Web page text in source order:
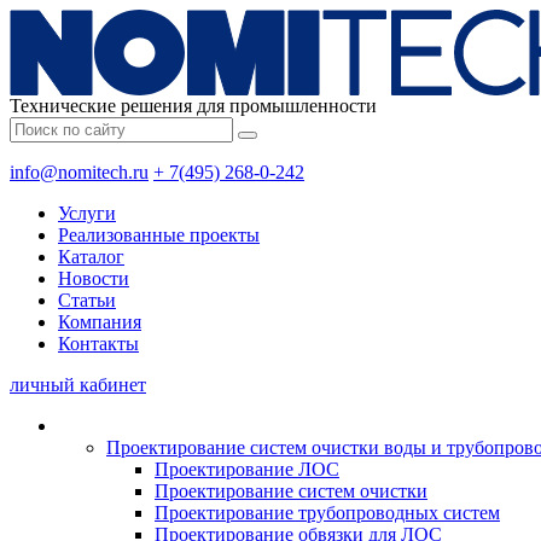
Технические решения для промышленности
info@nomitech.ru + 7(495) 268-0-242
Услуги
Реализованные проекты
Каталог
Новости
Статьи
Компания
Контакты
личный кабинет
Проектирование систем очистки воды и
Проектирование ЛОС
Проектирование систем очистки
Проектирование трубопроводных систем
Проектирование обвязки для ЛОС